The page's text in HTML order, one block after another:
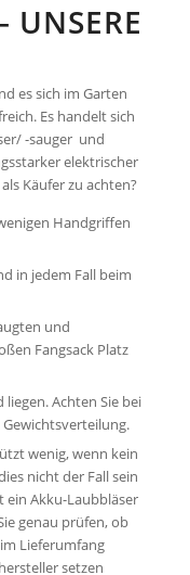
UNSERE
es sich im Garten
Es handelt sich
-sauger und
elektrischer
Käufer zu achten?
Handgriffen
in jedem Fall beim
und
Fangsack Platz
Achten Sie bei
wenig, wenn kein
nicht der Fall sein
ein Akku-Laubbläser
genau prüfen, ob
Lieferumfang
setzen